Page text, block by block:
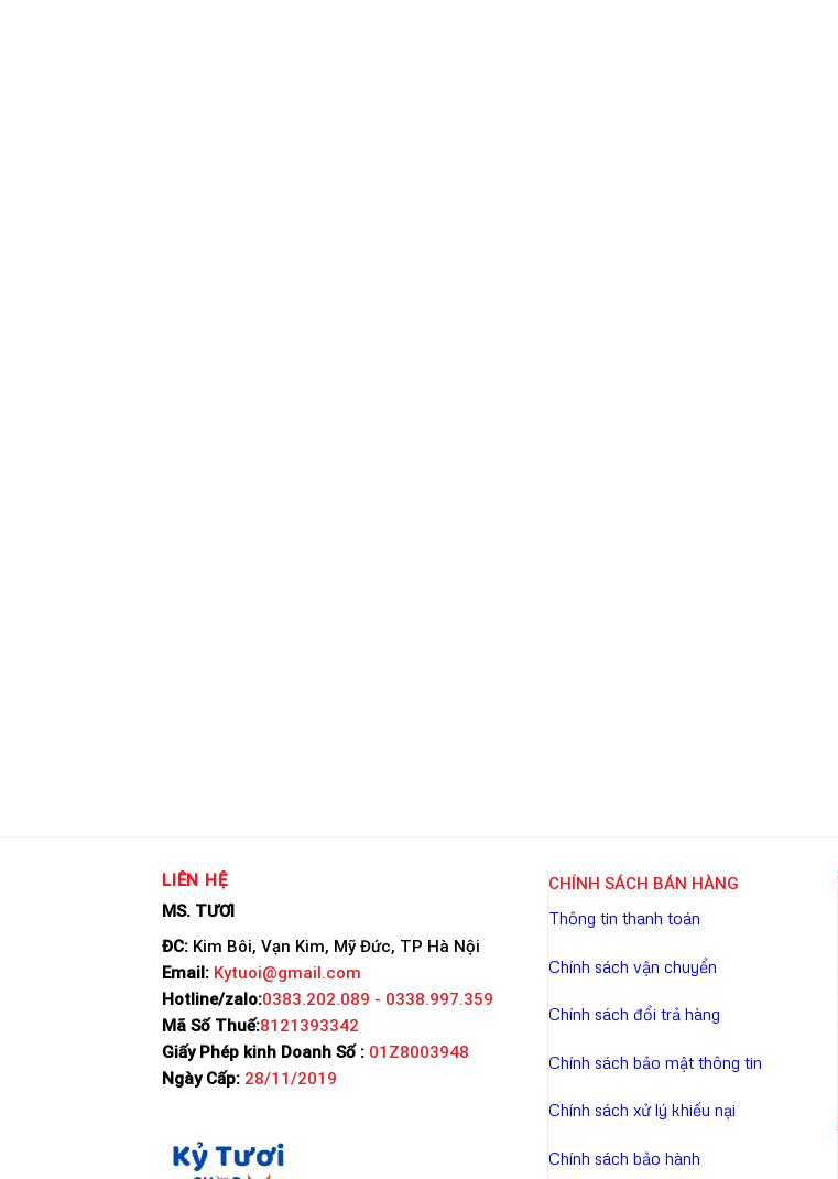
LIÊN HỆ
MS. TƯƠI
ĐC: Kim Bôi, Vạn Kim, Mỹ Đức, TP Hà Nội
Email: Kytuoi@gmail.com
Hotline/zalo:0383.202.089 - 0338.997.359
Mã Số Thuế:8121393342
Giấy Phép kinh Doanh Số : 01Z8003948
Ngày Cấp: 28/11/2019
CHÍNH SÁCH BÁN HÀNG
Thông tin thanh toán
Chính sách vận chuyển
Chính sách đổi trả hàng
Chính sách bảo mật thông tin
Chính sách xử lý khiếu nại
Chính sách bảo hành